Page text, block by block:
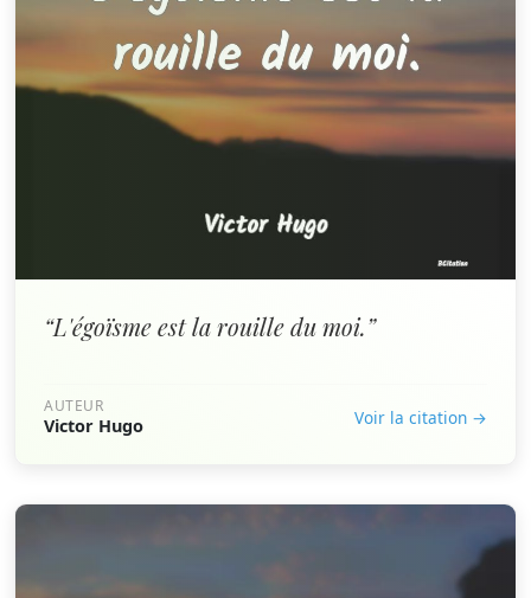
“L'égoïsme est la rouille du moi.”
AUTEUR
Victor Hugo Voir la citation →